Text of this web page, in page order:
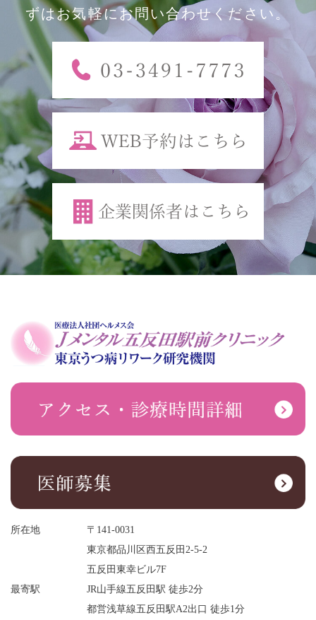
ずはお気軽にお問い合わせください。
所在地
〒141-0031
東京都品川区西五反田2-5-2
五反田東幸ビル7F
最寄駅
JR山手線五反田駅 徒歩2分
都営浅草線五反田駅A2出口 徒歩1分